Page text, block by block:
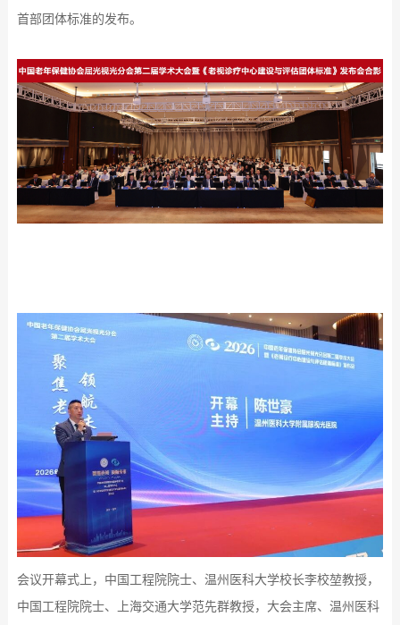
首部团体标准的发布。
会议开幕式上，中国工程院院士、温州医科大学校长李校堃教授，
中国工程院院士、上海交通大学范先群教授，大会主席、温州医科